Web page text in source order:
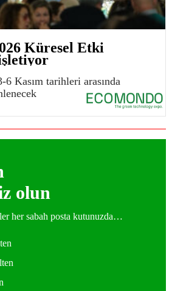
Küresel Etki
6 Kasım tarihleri arasında
olun
her sabah posta kutunuzda…